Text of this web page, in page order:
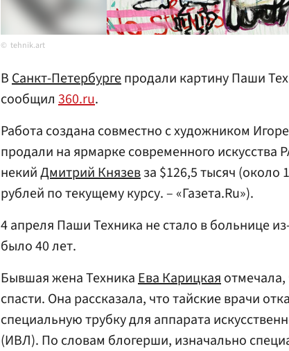
tehnik.art
ВСанкт-Петербургепродали картину Паши
сообщил 360.ru.
Работа создана совместно с художником
продали на ярмарке современного искусства
некийДмитрий Князевза $126,5 тысяч (около
рублей по текущему курсу. – «Газета.Ru»).
4 апреля Паши Техника не стало в больнице
было 40 лет.
Бывшая жена ТехникаЕва Карицкая
спасти. Она рассказала, что тайские врачи
специальную трубку для аппарата
(ИВЛ). По словам блогерши, изначально